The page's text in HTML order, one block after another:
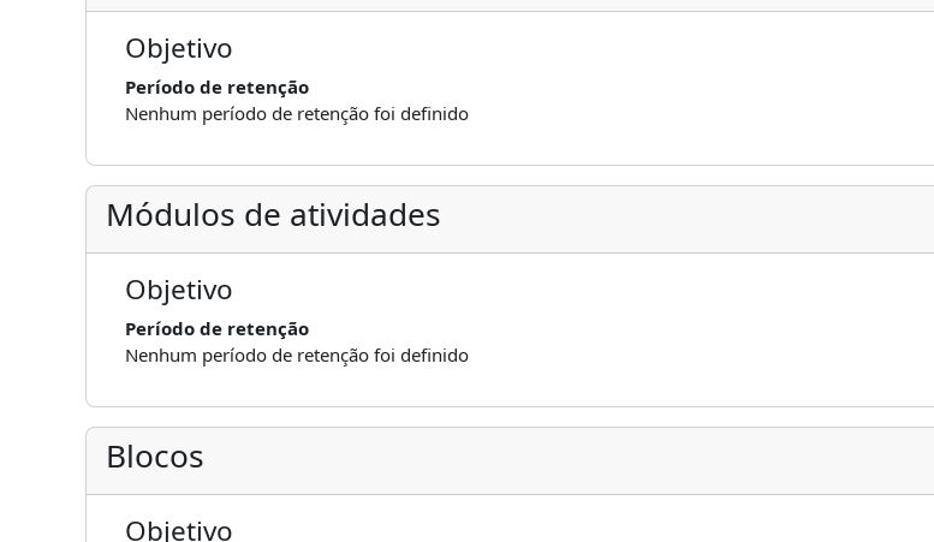
Objetivo
Período de retenção
Nenhum período de retenção foi definido
Módulos de atividades
Objetivo
Período de retenção
Nenhum período de retenção foi definido
Blocos
Objetivo